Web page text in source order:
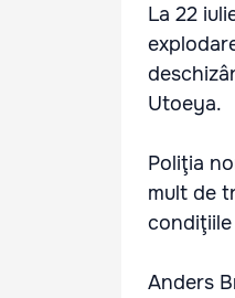
La 22
Utoeya.
Poliţia
mult de
condiţiile
Anders